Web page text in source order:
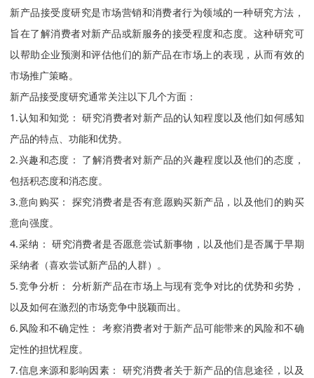
新产品接受度研究是市场营销和消费者行为领域的一种研究方法，
旨在了解消费者对新产品或新服务的接受程度和态度。这种研究可
以帮助企业预测和评估他们的新产品在市场上的表现，从而有效的
市场推广策略。
新产品接受度研究通常关注以下几个方面：
1.认知和知觉： 研究消费者对新产品的认知程度以及他们如何感知
产品的特点、功能和优势。
2.兴趣和态度： 了解消费者对新产品的兴趣程度以及他们的态度，
包括积态度和消态度。
3.意向购买： 探究消费者是否有意愿购买新产品，以及他们的购买
意向强度。
4.采纳： 研究消费者是否愿意尝试新事物，以及他们是否属于早期
采纳者（喜欢尝试新产品的人群）。
5.竞争分析： 分析新产品在市场上与现有竞争对比的优势和劣势，
以及如何在激烈的市场竞争中脱颖而出。
6.风险和不确定性： 考察消费者对于新产品可能带来的风险和不确
定性的担忧程度。
7.信息来源和影响因素： 研究消费者关于新产品的信息途径，以及